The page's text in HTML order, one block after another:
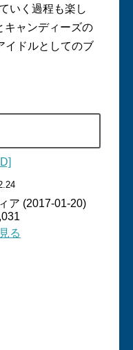
いく過程も楽し
キャンディーズの
イドルとしてのブ
ア (2017-01-20)
る